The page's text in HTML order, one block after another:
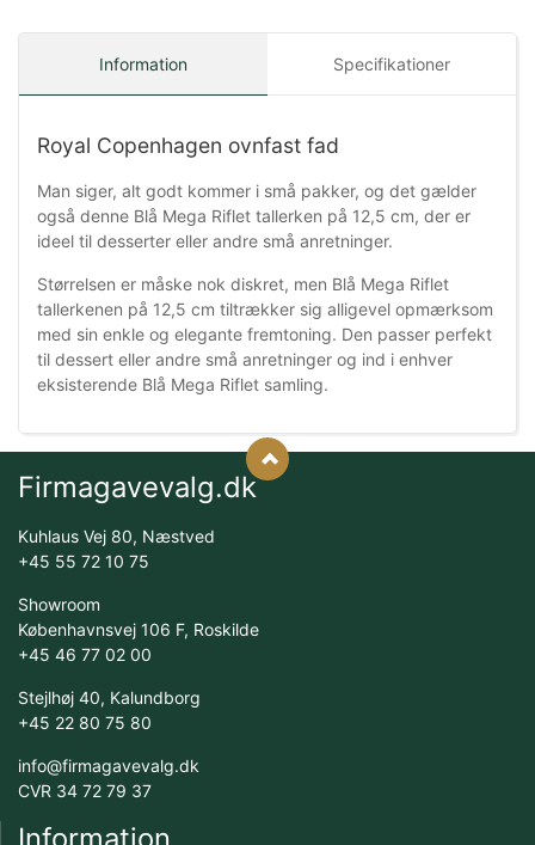
Information Specifikationer
Royal Copenhagen ovnfast fad
Man siger, alt godt kommer i små pakker, og det gælder
også denne Blå Mega Riflet tallerken på 12,5 cm, der er
ideel til desserter eller andre små anretninger.
Størrelsen er måske nok diskret, men Blå Mega Riflet
tallerkenen på 12,5 cm tiltrækker sig alligevel opmærksom
med sin enkle og elegante fremtoning. Den passer perfekt
til dessert eller andre små anretninger og ind i enhver
eksisterende Blå Mega Riflet samling.
Firmagavevalg.dk
Kuhlaus Vej 80, Næstved
+45 55 72 10 75
Showroom
Københavnsvej 106 F, Roskilde
+45 46 77 02 00
Stejlhøj 40, Kalundborg
+45 22 80 75 80
info@firmagavevalg.dk
CVR 34 72 79 37